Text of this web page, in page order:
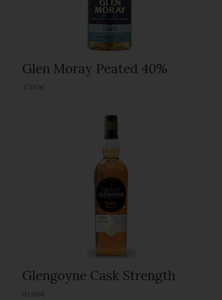
Glen Moray Peated 40%
47,00€
Glengoyne Cask Strength
93,00€